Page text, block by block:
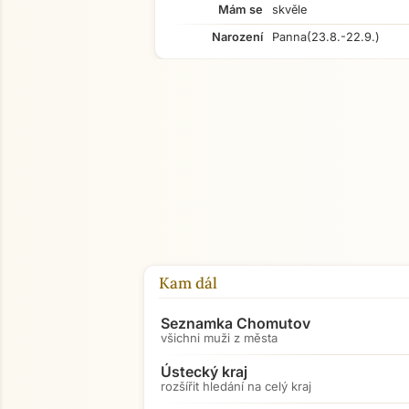
Mám se
skvěle
Narození
Panna(23.8.-22.9.)
Kam dál
Seznamka Chomutov
všichni muži z města
Ústecký kraj
rozšířit hledání na celý kraj